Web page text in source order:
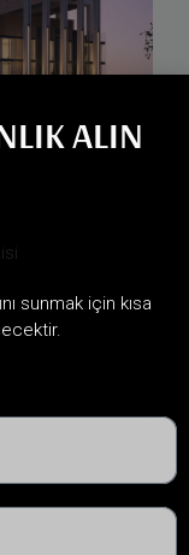
ALIN
sunmak için kısa